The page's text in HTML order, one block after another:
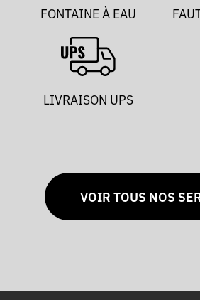
FONTAINE À EAU
LIVRAISON UPS
VOIR TOUS NOS